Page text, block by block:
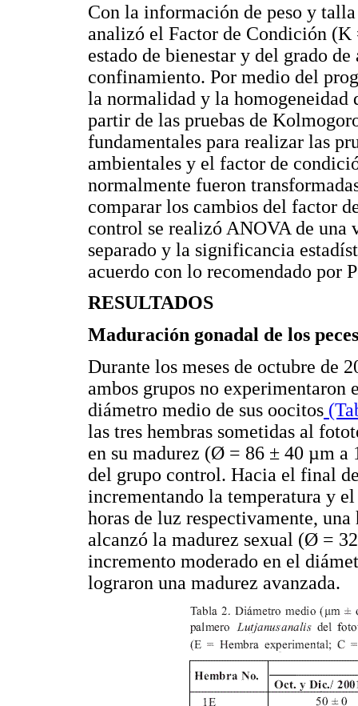
Con la información de peso y
analizó el Factor de Condición
estado de bienestar y del grado
confinamiento. Por medio del
la normalidad y la homogeneidad
partir de las pruebas de
fundamentales para realizar las
ambientales y el factor de
normalmente fueron
comparar los cambios del factor
control se realizó ANOVA de una
separado y la significancia
acuerdo con lo recomendado por
RESULTADOS
Maduración gonadal de los peces
Durante los meses de octubre de
ambos grupos no experimentaron
diámetro medio de sus oocitos
las tres hembras sometidas al
en su madurez (Ø = 86 ± 40 µm a
del grupo control. Hacia el final
incrementando la temperatura y
horas de luz respectivamente,
alcanzó la madurez sexual (Ø =
incremento moderado en el
lograron una madurez avanzada.